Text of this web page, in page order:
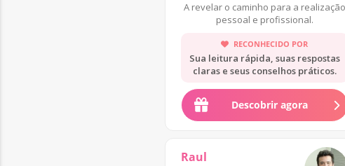
A revelar o caminho para a realização
pessoal e profissional.
RECONHECIDO POR
Sua leitura rápida, suas respostas
claras e seus conselhos práticos.
Descobrir agora
Raul